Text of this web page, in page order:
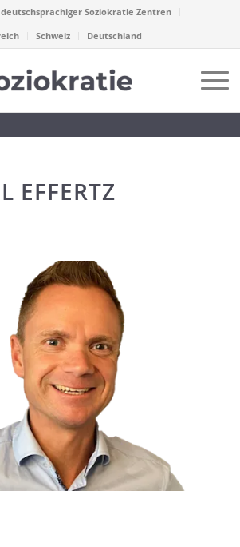
Soziokratie Zentren
Schweiz Deutschland
EFFERTZ